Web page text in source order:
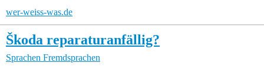
wer-weiss-was.de
Škoda reparaturanfällig?
Sprachen Fremdsprachen